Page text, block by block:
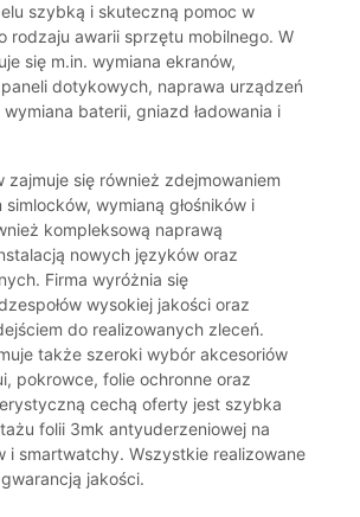
szybką i skuteczną pomoc w
rodzaju awarii sprzętu mobilnego. W
się m.in. wymiana ekranów,
dotykowych, naprawa urządzeń
baterii, gniazd ładowania i
zajmuje się również zdejmowaniem
wymianą głośników i
kompleksową naprawą
nowych języków oraz
Firma wyróżnia się
wysokiej jakości oraz
do realizowanych zleceń.
także szeroki wybór akcesoriów
pokrowce, folie ochronne oraz
cechą oferty jest szybka
folii 3mk antyuderzeniowej na
i smartwatchy. Wszystkie realizowane
jakości.